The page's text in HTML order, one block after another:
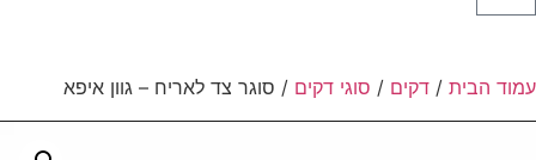
עמוד הבית / דקים / סוגי דקים / סוגר צד לאריח – גוון איפא